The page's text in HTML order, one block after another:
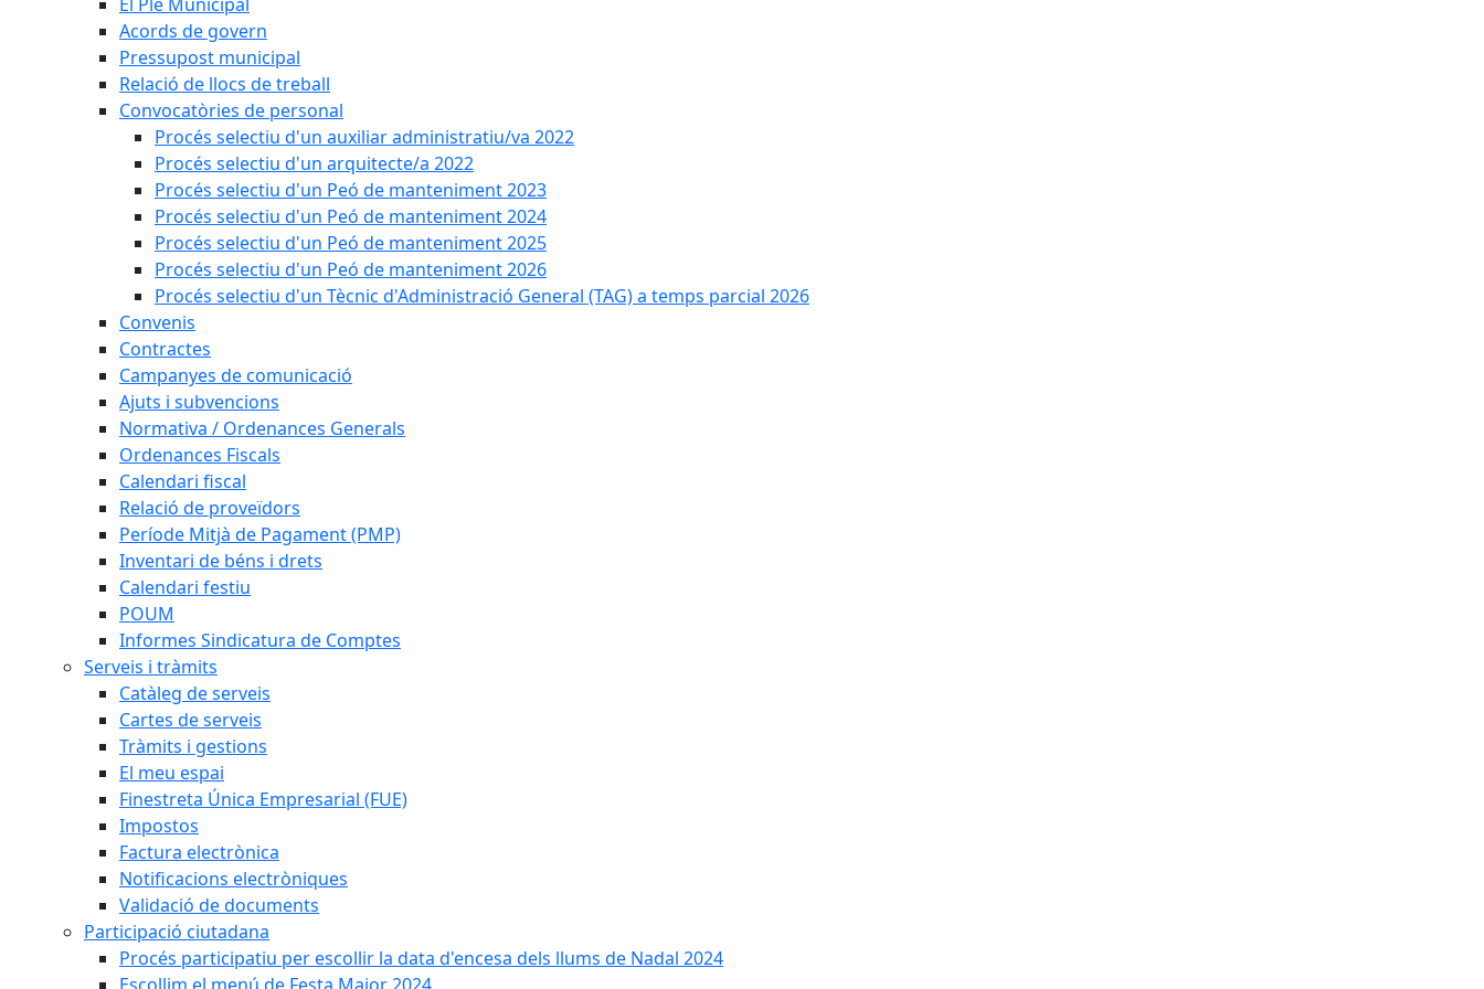
Acords de govern
Pressupost municipal
Relació de llocs de treball
Convocatòries de personal
Procés selectiu d'un auxiliar administratiu/va 2022
Procés selectiu d'un arquitecte/a 2022
Procés selectiu d'un Peó de manteniment 2023
Procés selectiu d'un Peó de manteniment 2024
Procés selectiu d'un Peó de manteniment 2025
Procés selectiu d'un Peó de manteniment 2026
Procés selectiu d'un Tècnic d'Administració General (TAG) a temps parcial 2026
Convenis
Contractes
Campanyes de comunicació
Ajuts i subvencions
Normativa / Ordenances Generals
Ordenances Fiscals
Calendari fiscal
Relació de proveïdors
Període Mitjà de Pagament (PMP)
Inventari de béns i drets
Calendari festiu
POUM
Informes Sindicatura de Comptes
Serveis i tràmits
Catàleg de serveis
Cartes de serveis
Tràmits i gestions
El meu espai
Finestreta Única Empresarial (FUE)
Impostos
Factura electrònica
Notificacions electròniques
Validació de documents
Participació ciutadana
Procés participatiu per escollir la data d'encesa dels llums de Nadal 2024